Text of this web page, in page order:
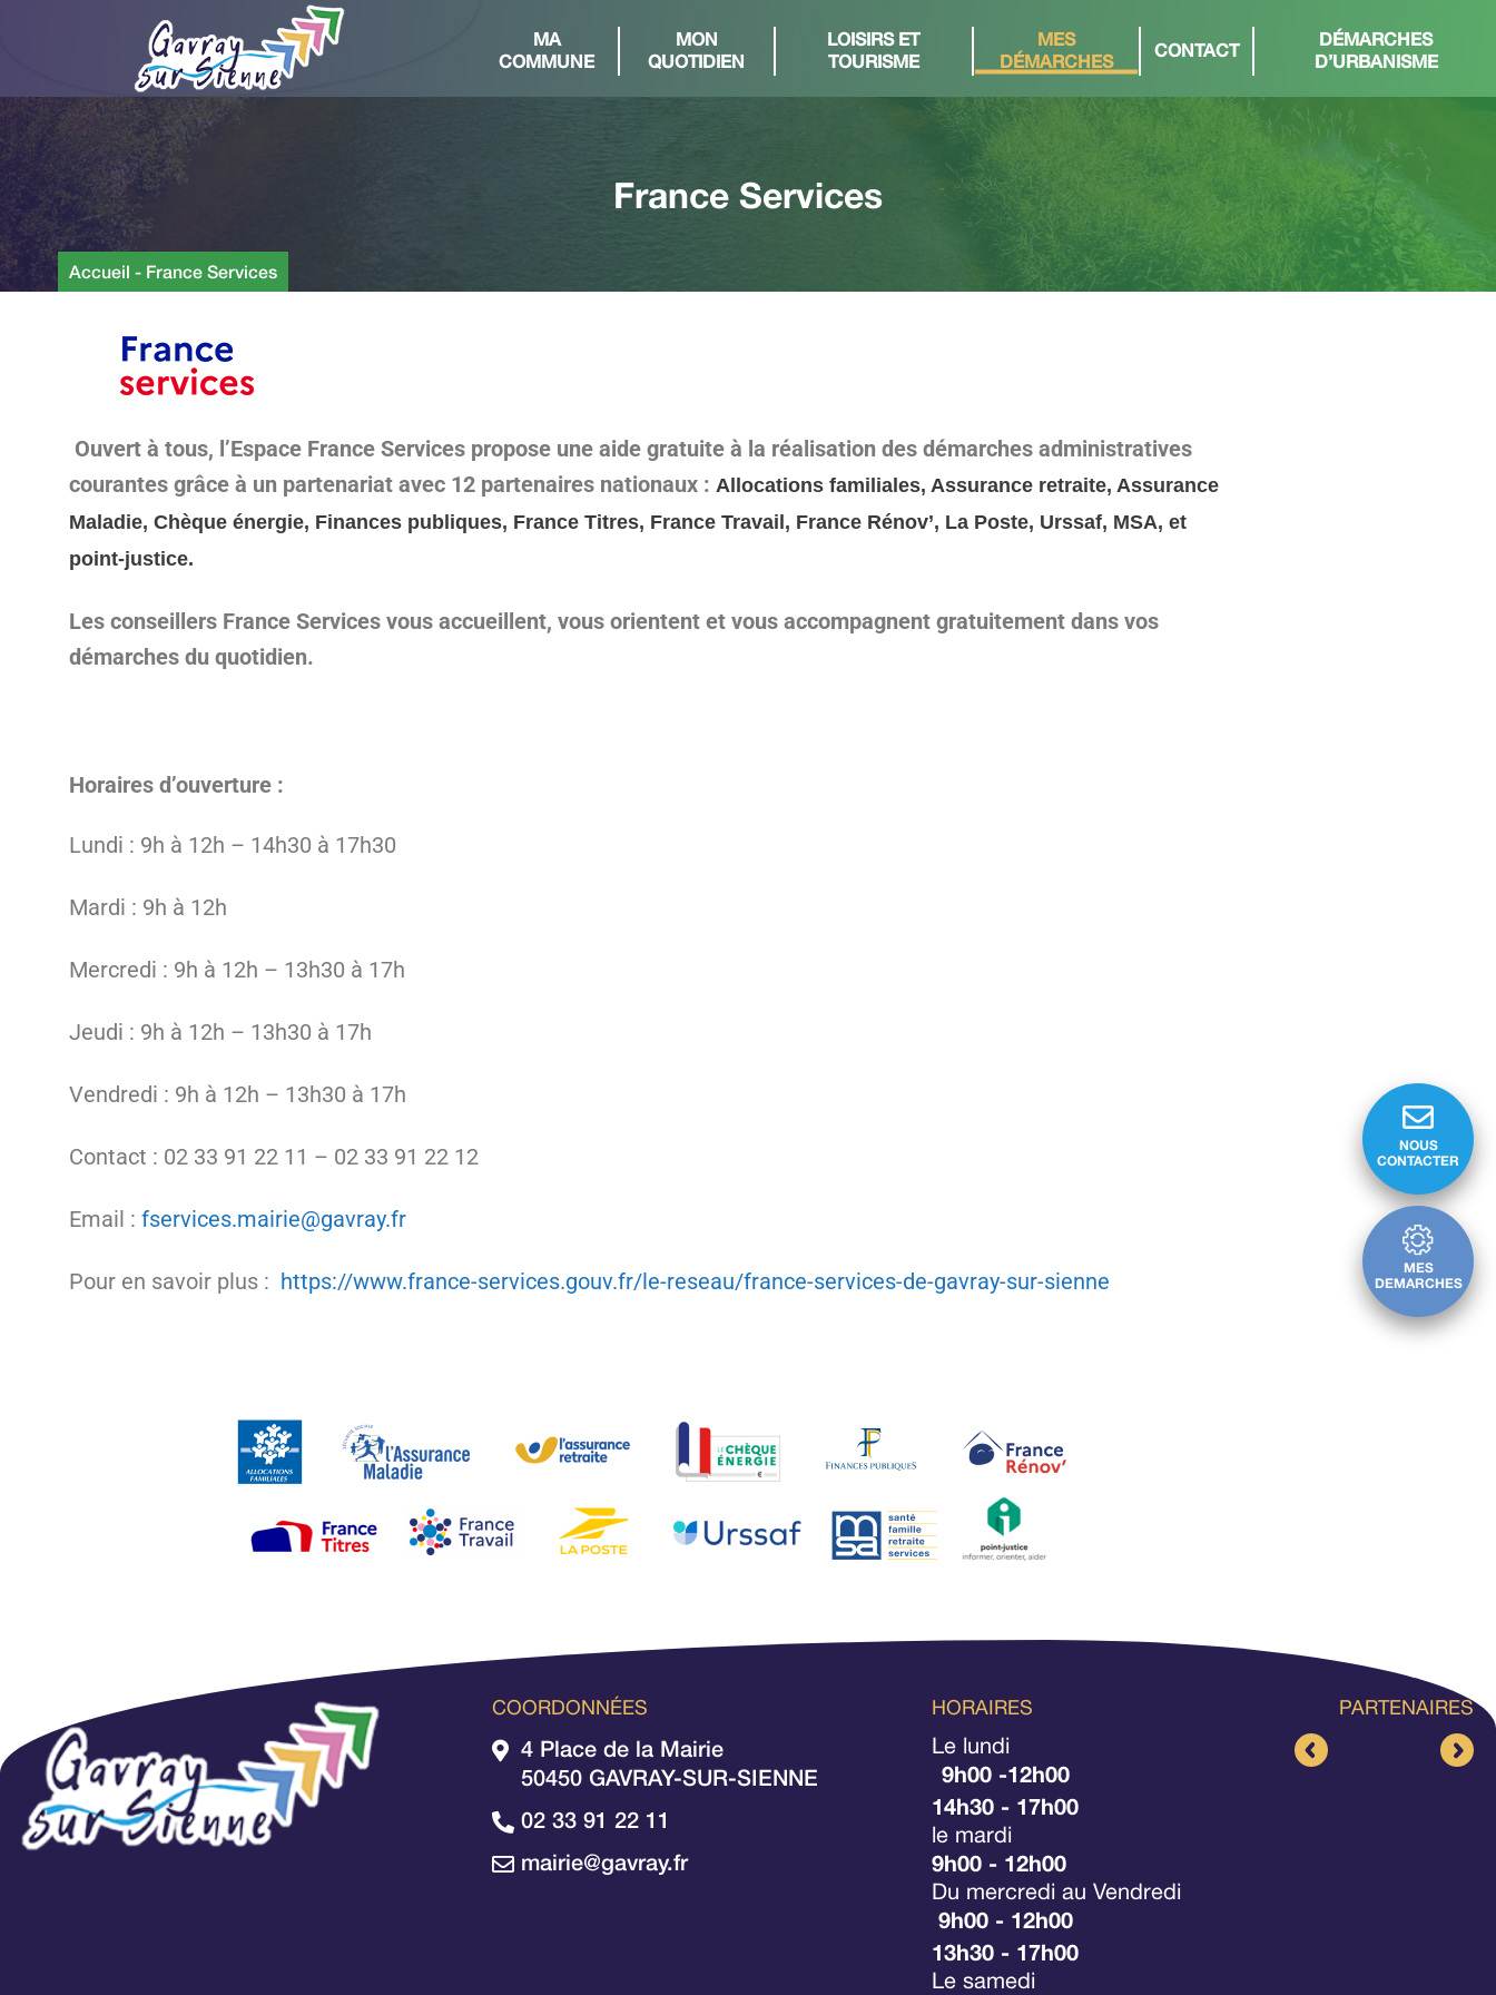
NOUS
CONTACTER
MES
DEMARCHES
MA
COMMUNE
MON
QUOTIDIEN
LOISIRS ET
TOURISME
MES
DÉMARCHES
CONTACT
DÉMARCHES
D’URBANISME
France Services
Accueil - France Services
Ouvert à tous, l’Espace France Services propose une aide gratuite à la réalisation des démarches administratives
courantes grâce à un partenariat avec 12 partenaires nationaux : Allocations familiales, Assurance retraite, Assurance
Maladie, Chèque énergie, Finances publiques, France Titres, France Travail, France Rénov’, La Poste, Urssaf, MSA, et
point-justice.
Les conseillers France Services vous accueillent, vous orientent et vous accompagnent gratuitement dans vos
démarches du quotidien.
Horaires d’ouverture :
Lundi : 9h à 12h – 14h30 à 17h30
Mardi : 9h à 12h
Mercredi : 9h à 12h – 13h30 à 17h
Jeudi : 9h à 12h – 13h30 à 17h
Vendredi : 9h à 12h – 13h30 à 17h
Contact : 02 33 91 22 11 – 02 33 91 22 12
Email : fservices.mairie@gavray.fr
Pour en savoir plus : https://www.france-services.gouv.fr/le-reseau/france-services-de-gavray-sur-sienne
COORDONNÉES
4 Place de la Mairie
50450 GAVRAY-SUR-SIENNE
02 33 91 22 11
mairie@gavray.fr
HORAIRES
Le lundi
9h00 -12h00
14h30 - 17h00
le mardi
9h00 - 12h00
Du mercredi au Vendredi
9h00 - 12h00
13h30 - 17h00
Le samedi
PARTENAIRES